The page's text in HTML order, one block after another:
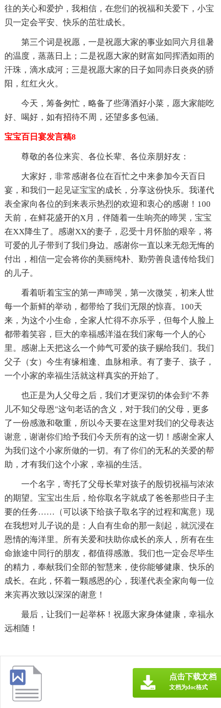
往的关心和爱护，我相信，在您们的祝福和关爱下，小宝
贝一定会平安、快乐的茁壮成长。
第三个词是祝愿，一是祝愿大家的事业如同六月徂暑
的温度，蒸蒸日上；二是祝愿大家的财富如同挥洒如雨的
汗珠，滴水成河；三是祝愿大家的日子如同赤日炎炎的骄
阳，红红火火。
今天，筹备匆忙，略备了些薄酒好小菜，愿大家能吃
好、喝好，如有招待不周，还望多多包涵。
宝宝百日宴发言稿8
尊敬的各位来宾、各位长辈、各位亲朋好友：
大家好，非常感谢各位在百忙之中来参加今天百日
宴，和我们一起见证宝宝的成长，分享这份快乐。我谨代
表全家向各位的到来表示热烈的欢迎和衷心的感谢！100
天前，在鲜花盛开的X月，伴随着一生响亮的啼哭，宝宝
在XX降生了。感谢XX的妻子，忍受十月怀胎的艰辛，将
可爱的儿子带到了我们身边。感谢你一直以来无怨无悔的
付出，相信一定会将你的美丽纯朴、勤劳善良遗传给我们
的儿子。
看着听着宝宝的第一声啼哭，第一次微笑，初来人世
每一个新鲜的举动，都带给了我们无限的惊喜。100天
来，为这个小生命，全家人忙得不亦乐乎，但每个人脸上
都带着笑容，巨大的幸福感洋溢在我们家每一个人的心
里。感谢上天把这么一个帅气可爱的孩子赐给我们。我们
父子（女）今生有缘相逢、血脉相承。有了妻子、孩子，
一个小家的幸福生活就这样真实的开始了。
也正是为人父母之后，我们才更深切的体会到"不养
儿不知父母恩"这句老话的含义，对于我们的父母，更多
了一份感激和敬重，所以今天要在这里对我们的父母表达
谢意，谢谢你们给予我们今天所有的这一切！感谢全家人
为我们这个小家所做的一切。有了你们的无私的关爱的帮
助，才有我们这个小家，幸福的生活。
一个名字，寄托了父母长辈对孩子的殷切祝福与浓浓
的期望。宝宝出生后，给你取名字就成了爸爸那些日子主
要的任务……（可以谈下给孩子取名字的过程和寓意）现
在我想对儿子说的是：人自有生命的那一刻起，就沉浸在
恩情的海洋里。所有关爱和扶助你成长的亲人，所有在生
命旅途中同行的朋友，都值得感激。我们也一定会尽毕生
的精力，奉献我们全部的智慧来，使你能够健康、快乐的
成长。在此，怀着一颗感恩的心，我谨代表全家向每一位
来宾再次致以深深的谢意！
最后，让我们一起举杯！祝愿大家身体健康，幸福永
远相随！
点击下载文档
文档为doc格式